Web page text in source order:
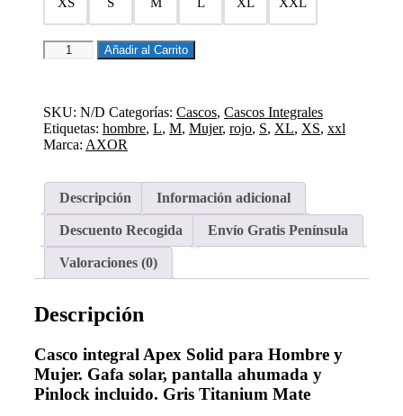
CASCO
INTEGRAL
GRIS
cantidad
Añadir al Carrito
SKU: N/D Categorías: Cascos, Cascos Integrales
Etiquetas: hombre, L, M, Mujer, rojo, S, XL, XS, xxl
Marca: AXOR
Descripción Información adicional
Descuento Recogida Envío Gratis Península
Valoraciones (0)
Descripción
Casco integral Apex Solid para Hombre y
Mujer. Gafa solar, pantalla ahumada y
Pinlock incluido. Gris Titanium Mate